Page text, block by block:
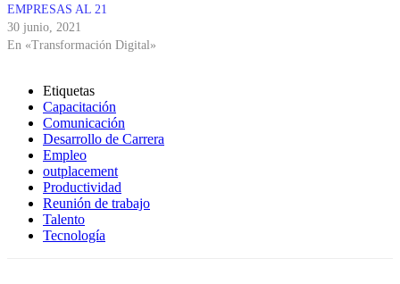
EMPRESAS AL 21
30 junio, 2021
En «Transformación Digital»
Etiquetas
Capacitación
Comunicación
Desarrollo de Carrera
Empleo
outplacement
Productividad
Reunión de trabajo
Talento
Tecnología